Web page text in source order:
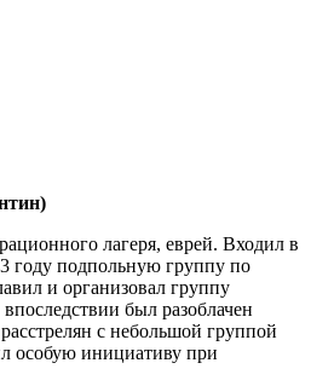
лагеря, еврей. Входил в
году подпольную группу по
и организовал группу
был разоблачен
с небольшой группой
особую инициативу при